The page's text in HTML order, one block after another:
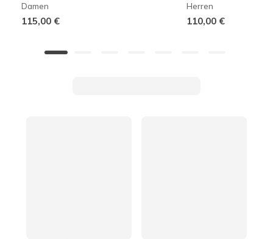
Damen
115,00 €
Herren
110,00 €